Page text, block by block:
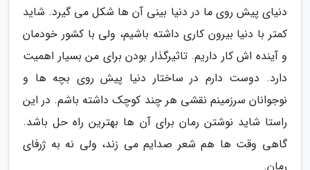
دنیای پیش روی ما در دنیا بینی آن ها شکل می گیرد. شاید
کمتر با دنیا بیرون کاری داشته باشیم، ولی با کشور خودمان
و آینده اش کار داریم. تاثیرگذار بودن برای من بسیار اهمیت
دارد. دوست دارم در ساختار دنیا پیش روی بچه ها و
نوجوانان سرزمینم نقشی هر چند کوچک داشته باشم. در این
راستا شاید نوشتن رمان برای آن ها بهترین راه حل باشد.
گاهی وقت ها هم شعر صدایم می زند، ولی نه به ژرفای
رمان.